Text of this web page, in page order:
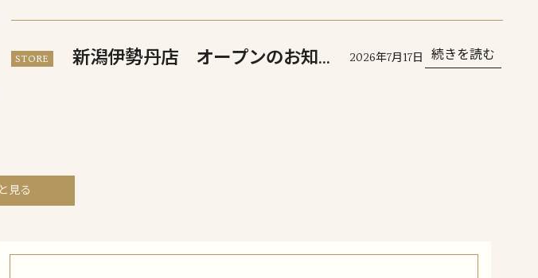
STORE
新潟伊勢丹店 オープンのお知ら
2026年7月17日 続きを読む
見る